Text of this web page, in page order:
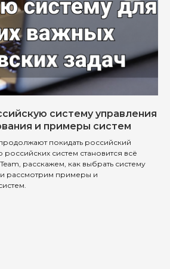
систему управления
и примеры систем
покидать российский
систем становится всё
расскажем, как выбрать систему
рассмотрим примеры и